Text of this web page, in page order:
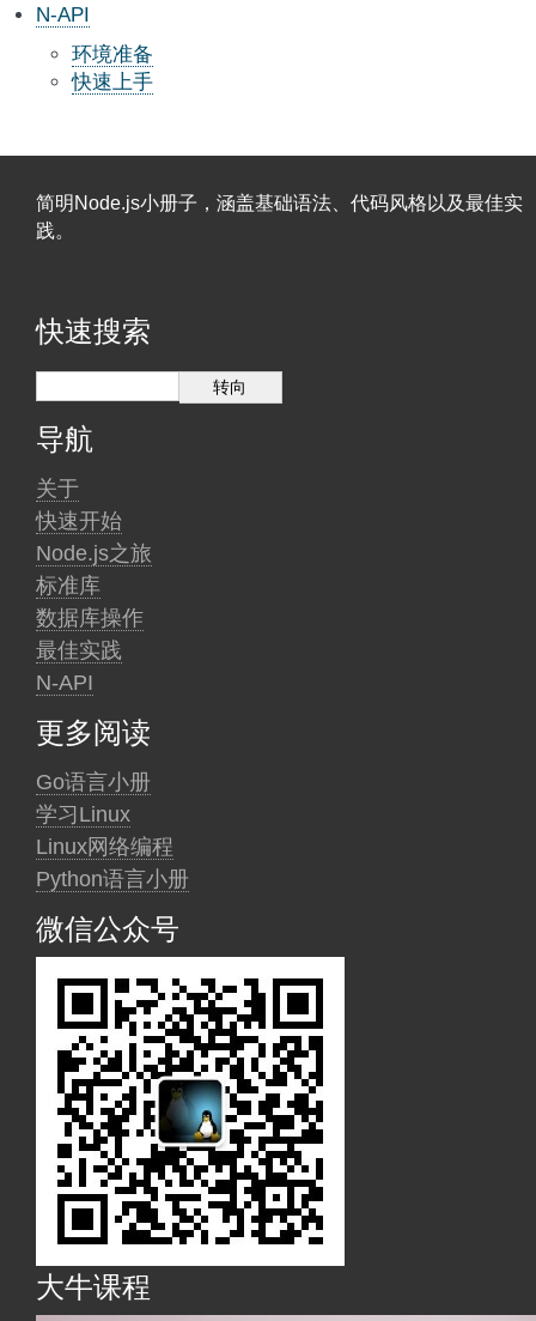
N-API
环境准备
快速上手
简明Node.js小册子，涵盖基础语法、代码风格以及最佳实
践。
快速搜索
导航
关于
快速开始
Node.js之旅
标准库
数据库操作
最佳实践
N-API
更多阅读
Go语言小册
学习Linux
Linux网络编程
Python语言小册
微信公众号
大牛课程